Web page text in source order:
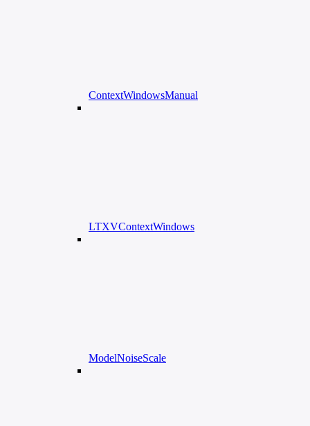
ContextWindowsManual
LTXVContextWindows
ModelNoiseScale